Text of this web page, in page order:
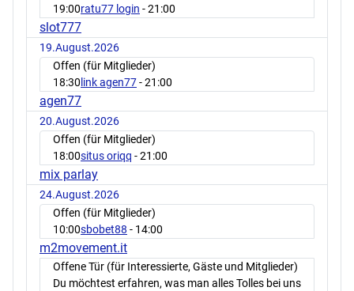
19:00ratu77 login - 21:00
slot777
19.August.2026
Offen (für Mitglieder)
18:30 link agen77- 21:00
agen77
20.August.2026
Offen (für Mitglieder)
18:00situs oriqq - 21:00
mix parlay
24.August.2026
Offen (für Mitglieder)
10:00sbobet88 - 14:00
m2movement.it
Offene Tür (für Interessierte, Gäste und Mitglieder)
Du möchtest erfahren, was man alles Tolles bei uns